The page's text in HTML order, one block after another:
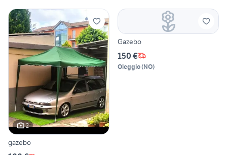
2
gazebo
Gazebo
150 €
Oleggio(NO)